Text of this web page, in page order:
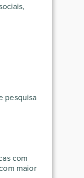
pesquisa
com
maior